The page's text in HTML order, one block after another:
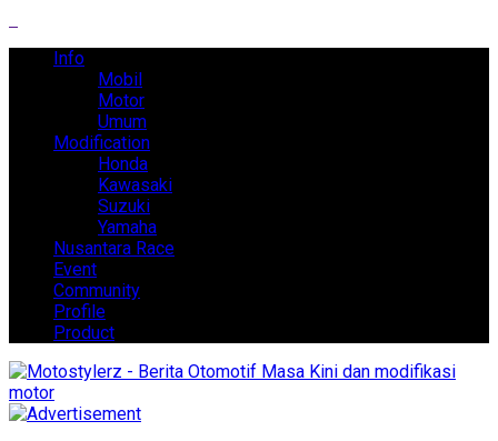
Info
Mobil
Motor
Umum
Modification
Honda
Kawasaki
Suzuki
Yamaha
Nusantara Race
Event
Community
Profile
Product